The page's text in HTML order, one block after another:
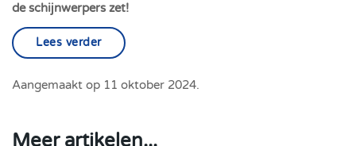
de schijnwerpers zet!
Lees verder
Aangemaakt op 11 oktober 2024.
Meer artikelen...